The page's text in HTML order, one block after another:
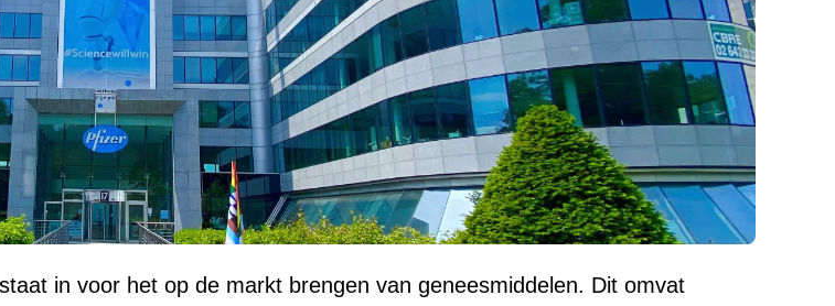
in voor het op de markt brengen van geneesmiddelen. Dit omvat